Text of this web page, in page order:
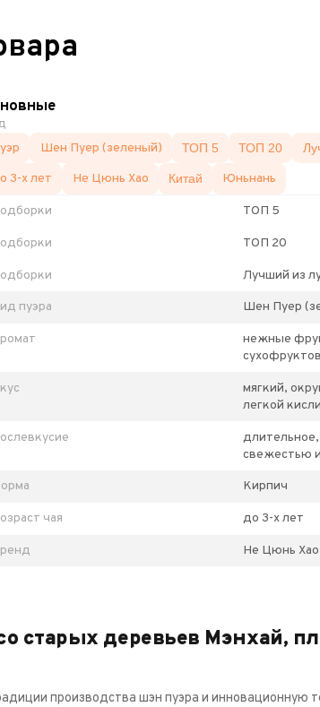
Шен Пуер (зеленый) ТОП 5 ТОП 20
3-х лет Не Цюнь Хао Китай Юньнань
ТОП 5
ТОП 20
Лучший из
пуэра Шен Пуер
нежные
мягкий,
легкой
длительное,
свежестью
Кирпич
чая до 3-х лет
Не Цюнь Хао
старых деревьев Мэнхай,
производства шэн пуэра и инновационную